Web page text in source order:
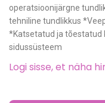
operatsioonijärgne
tehniline tundlikkus
*Katsetatud ja tõestatud
sidussüsteem
Logi sisse, et näha